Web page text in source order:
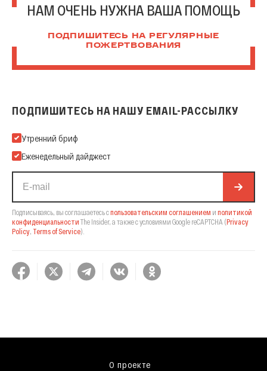
НАМ ОЧЕНЬ НУЖНА ВАША ПОМОЩЬ
ПОДПИШИТЕСЬ НА РЕГУЛЯРНЫЕ
ПОЖЕРТВОВАНИЯ
ПОДПИШИТЕСЬ НА НАШУ EMAIL-РАССЫЛКУ
Подпишитесь на нашу Email-рассылку
Утренний бриф
Еженедельный дайджест
Подписываясь, вы соглашаетесь спользовательским соглашением и политикой
конфиденциальности The Insider, а также с условиями Google reCAPTCHA (Privacy
Policy, Terms of Service).
О проекте